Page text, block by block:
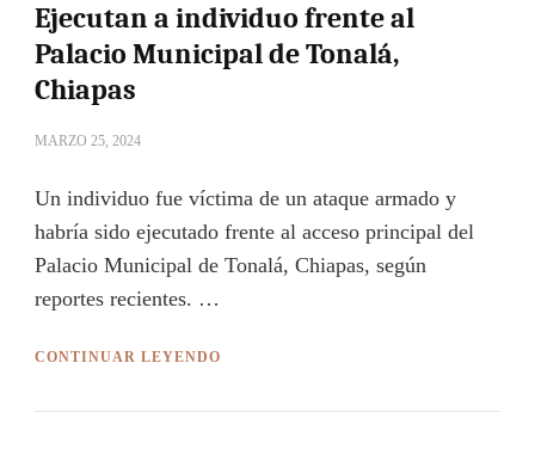
Ejecutan a individuo frente al
Palacio Municipal de Tonalá,
Chiapas
MARZO 25, 2024
Un individuo fue víctima de un ataque armado y
habría sido ejecutado frente al acceso principal del
Palacio Municipal de Tonalá, Chiapas, según
reportes recientes. …
CONTINUAR LEYENDO